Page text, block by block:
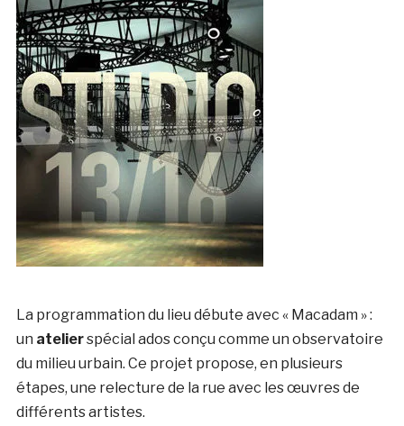
La programmation du lieu débute avec « Macadam » :
un atelierspécial ados conçu comme un observatoire
du milieu urbain. Ce projet propose, en plusieurs
étapes, une relecture de la rue avec les œuvres de
différents artistes.